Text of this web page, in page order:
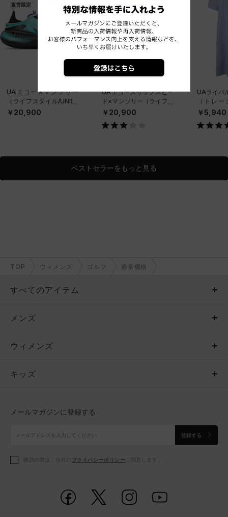
直営限定
UAエコー×マンソリー
（ライフスタイル/UNISE
X）
￥20,900
直営限定
UAエコースリップスピー
ド×マンソリー（ライフス
タイル/UNISEX）
￥20,900
UAライバ
（トレ
N）
￥5,940
ベストセラーをもっと見る
TOP ウィメンズ ゴルフ 通常価格
すべてのアイテム
メンズ
ウィメンズ
キッズ
アクセサリー
メンズ
トップス
ボトムス
アクセサリー
ウィメンズ
トップス
シューズ
アクセサリー
キッズ
シューズ
メールマガジンに登録する
登録する
購読の際は、当社の プライバシーポリシー に同意します。